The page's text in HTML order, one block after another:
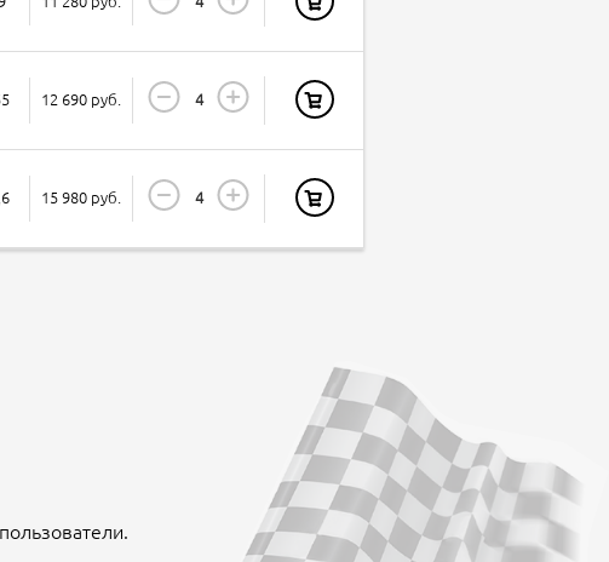
12 690 руб.
15 980 руб.